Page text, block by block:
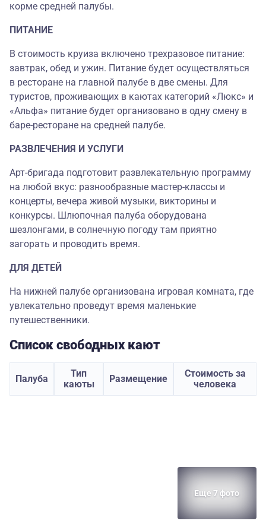
корме средней палубы.
ПИТАНИЕ
В стоимость круиза включено трехразовое питание:
завтрак, обед и ужин. Питание будет осуществляться
в ресторане на главной палубе в две смены. Для
туристов, проживающих в каютах категорий «Люкс» и
«Альфа» питание будет организовано в одну смену в
баре-ресторане на средней палубе.
РАЗВЛЕЧЕНИЯ И УСЛУГИ
Арт-бригада подготовит развлекательную программу
на любой вкус: разнообразные мастер-классы и
концерты, вечера живой музыки, викторины и
конкурсы. Шлюпочная палуба оборудована
шезлонгами, в солнечную погоду там приятно
загорать и проводить время.
ДЛЯ ДЕТЕЙ
На нижней палубе организована игровая комната, где
увлекательно проведут время маленькие
путешественники.
Список свободных кают
Палуба
Тип
каюты
Размещение
Стоимость за
человека
Еще 7 фото